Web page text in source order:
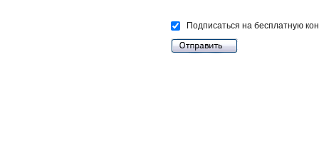
Подписаться на бесплатную